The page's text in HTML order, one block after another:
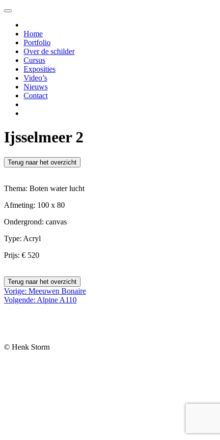
Ga
contentHome
Portfolio
Over de schilder
Cursus
Exposities
Video’s
Nieuws
Contact
Ijsselmeer 2
Thema: Boten water lucht
Afmeting: 100 x 80
Ondergrond: canvas
Type: Acryl
Prijs: € 520
Bericht
navigatie
Vorige: Meeuwen Bonaire
Volgende: Alpine A110
© Henk Storm